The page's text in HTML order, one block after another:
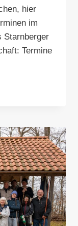
hier
im
Starnberger
Termine